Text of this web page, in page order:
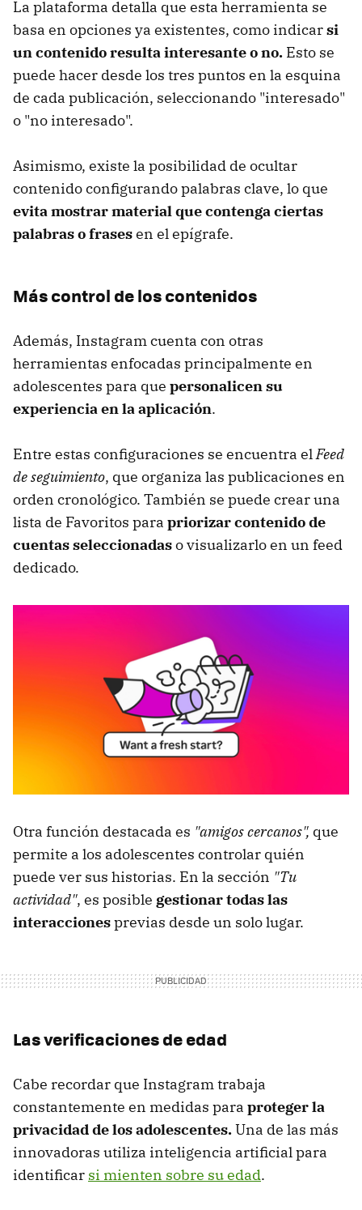
La plataforma detalla que esta herramienta se
basa en opciones ya existentes, como indicarsi
un contenido resulta interesante o no. Esto se
puede hacer desde los tres puntos en la esquina
de cada publicación, seleccionando "interesado"
o "no interesado".
Asimismo, existe la posibilidad de ocultar
contenido configurando palabras clave, lo que
evita mostrar material que contenga ciertas
palabras o frasesen el epígrafe.
Más control de los contenidos
Además, Instagram cuenta con otras
herramientas enfocadas principalmente en
adolescentes para que personalicen su
experiencia en la aplicación.
Entre estas configuraciones se encuentra elFeed
de seguimiento, que organiza las publicaciones en
orden cronológico. También se puede crear una
lista de Favoritos para priorizar contenido de
cuentas seleccionadaso visualizarlo en un feed
dedicado.
Otra función destacada es "amigos cercanos", que
permite a los adolescentes controlar quién
puede ver sus historias. En la sección "Tu
actividad", es posible gestionar todas las
interaccionesprevias desde un solo lugar.
Las verificaciones de edad
Cabe recordar que Instagram trabaja
constantemente en medidas para proteger la
privacidad de los adolescentes.Una de las más
innovadoras utiliza inteligencia artificial para
identificar si mienten sobre su edad.